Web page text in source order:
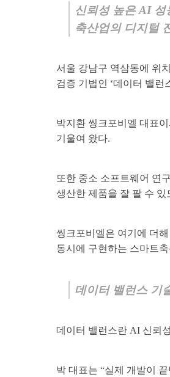
신뢰성 높은 AI
축산업의 디지털
서울 강남구 역삼동에 위
검증 기법인 ‘데이터 밸런
박지환 씽크포비엘 대표
기울여 왔다.
또한 중소 소프트웨어 연
생산한 제품을 잘 팔 수 있
씽크포비엘은 여기에 더
동시에 구현하는 스마트
데이터 밸런스 기
데이터 밸런스란 AI 신뢰
박 대표는 “실제 개발이